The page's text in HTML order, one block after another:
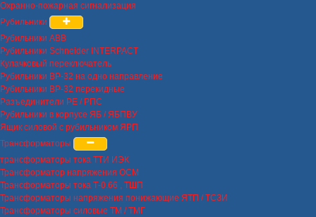
Охранно-пожарная сигнализация
Рубильники
Рубильники ABB
Рубильники Schneider INTERPACT
Кулачковый переключатель
Рубильники ВР-32 на одно направление
Рубильники ВР-32 перекидные
Разъединители РЕ / РПС
Рубильники в корпусе ЯБ / ЯБПВУ
Ящик силовой с рубильником ЯРП
Трансформаторы
трансформаторы тока ТТИ ИЭК
Трансформатор напряжения ОСМ
Трансформаторы тока Т-0.66 , ТШП
Трансформаторы напряжения понижающие ЯТП / ТСЗИ
Трансформаторы силовые ТМ / ТМГ